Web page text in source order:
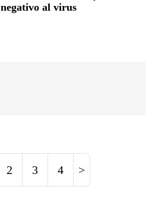
negativo al virus
2 3 4 >